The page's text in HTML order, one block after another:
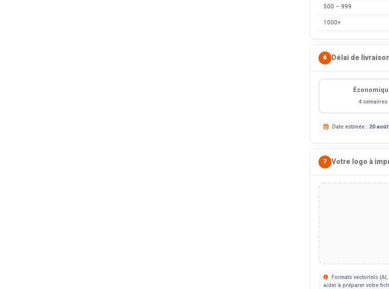
500 – 999
1000+
6 Délai de
4 semaines
Date estimée : 20
7 Votre logo à
Formats vectoriels
aider à préparer votre